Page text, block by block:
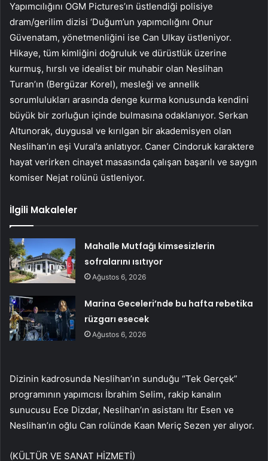
Yapımcılığını OGM Pictures’ın üstlendiği polisiye
dram/gerilim dizisi ‘Duğum’un yapımcılığını Onur
Güvenatam, yönetmenliğini ise Can Ulkay üstleniyor.
Hikaye, tüm kimliğini doğruluk ve dürüstlük üzerine
kurmuş, hırslı ve idealist bir muhabir olan Neslihan
Turan’ın (Bergüzar Korel), mesleği ve annelik
sorumlulukları arasında denge kurma konusunda kendini
büyük bir zorluğun içinde bulmasına odaklanıyor. Serkan
Altunorak, duygusal ve kırılgan bir akademisyen olan
Neslihan’ın eşi Vural’a anlatıyor. Caner Cindoruk karaktere
hayat verirken cinayet masasında çalışan başarılı ve saygın
komiser Nejat rolünü üstleniyor.
İlgili Makaleler
Mahalle Mutfağı kimsesizlerin
sofralarını ısıtıyor
Ağustos 6, 2026
Marina Geceleri’nde bu hafta rebetika
rüzgarı esecek
Ağustos 6, 2026
Dizinin kadrosunda Neslihan’ın sunduğu “Tek Gerçek”
programının yapımcısı İbrahim Selim, rakip kanalın
sunucusu Ece Dizdar, Neslihan’ın asistanı Itır Esen ve
Neslihan’ın oğlu Can rolünde Kaan Meriç Sezen yer alıyor.
(KÜLTÜR VE SANAT HİZMETİ)